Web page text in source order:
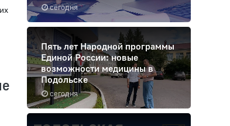
сегодня
сегодня
Пять лет Народной программы
Единой России: новые
возможности медицины в
Подольске